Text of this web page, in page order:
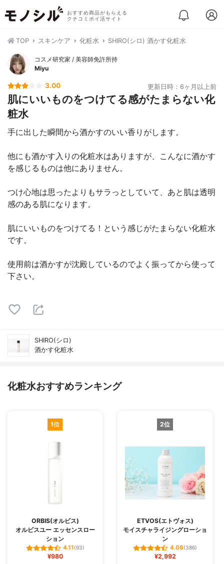
おすすめ商品がもらえる
クチコミポイ活サイト
TOP スキンケア 化粧水 SHIRO(シロ) 酒かす化粧水
コスメ研究家 / 美容師免許所持
Miyu
3.00 更新日時：6ヶ月以上前
肌にいいものをつけてる感がたまらない化
粧水
手に出した瞬間から酒かすのいい香りがします。
他にも酒かす入りの化粧水はありますが、こんなに酒かす
を感じるものは他にありません。
つけ心地は思ったよりもサラっとしていて、あと肌は透明
感のある肌になります。
肌にいいものをつけてる！という感じがたまらない化粧水
です。
使用前は酒かすが沈殿しているのでよく振ってから使って
下さい。
SHIRO(シロ)
酒かす化粧水
化粧水おすすめランキング
1位
ORBIS(オルビス)
オルビスユー エッセンスロー
ション
4.11(93)
¥980
2位
ETVOS(エトヴォス)
モイスチャライジングローショ
ン
4.08(386)
¥2,992